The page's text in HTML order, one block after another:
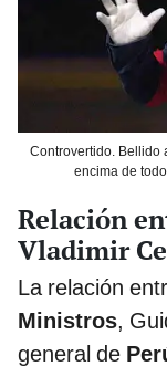
Controvertido. Bellido
encima de
Relación
Vladimir
La relación
Ministros,
general de